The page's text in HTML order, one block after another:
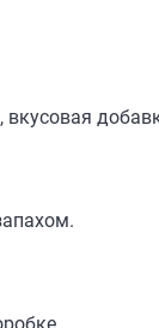
вкусовая